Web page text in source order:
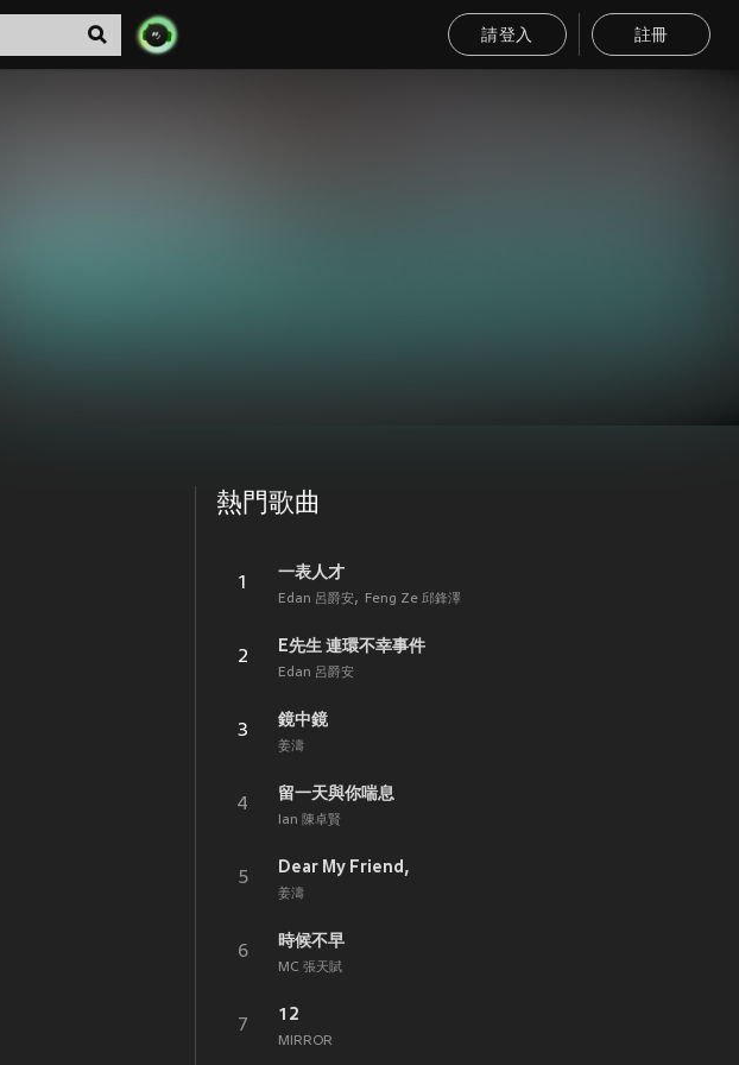
請登入 註冊
熱門歌曲
1
一表人才
Edan 呂爵安 Feng Ze 邱鋒澤
2
E先生 連環不幸事件
Edan 呂爵安
3
鏡中鏡
姜濤
4
留一天與你喘息
Ian 陳卓賢
5
Dear My Friend,
姜濤
6
時候不早
MC 張天賦
7
12
MIRROR